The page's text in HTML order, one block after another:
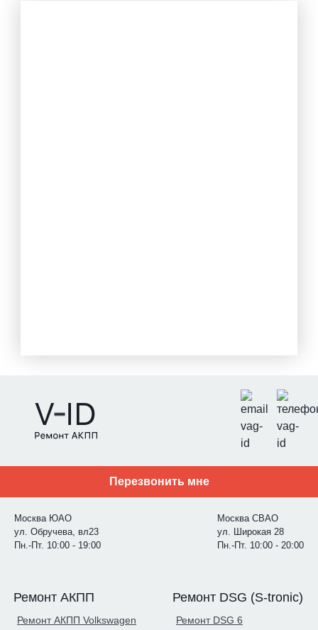
Перезвонить мне
Москва ЮАО
ул. Обручева, вл23
Пн.-Пт. 10:00 - 19:00
Москва СВАО
ул. Широкая 28
Пн.-Пт. 10:00 - 20:00
Ремонт АКПП
Ремонт АКПП Volkswagen
Ремонт DSG (S-tronic)
Ремонт DSG 6